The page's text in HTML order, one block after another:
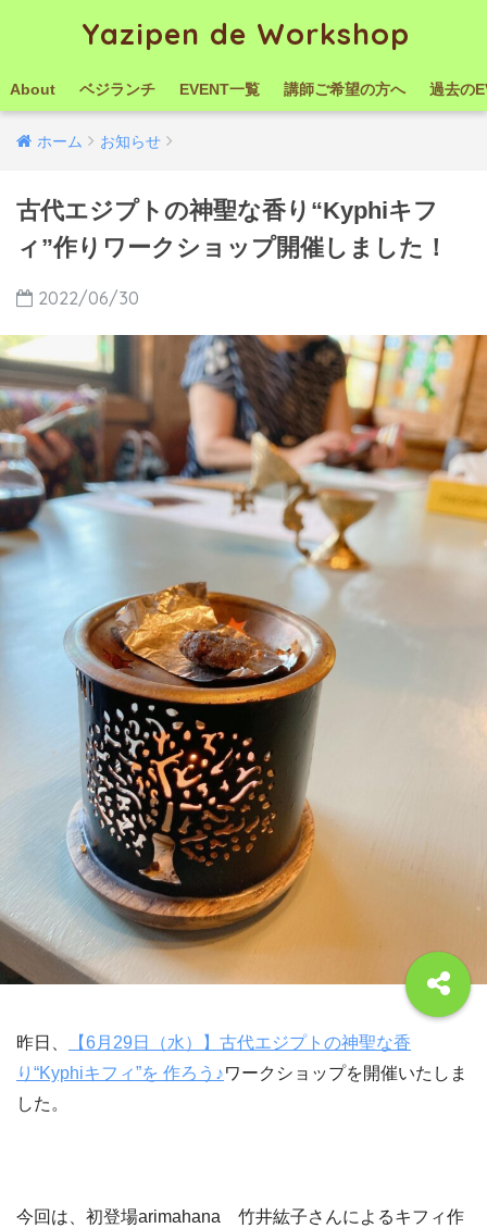
Yazipen de Workshop
About ベジランチ EVENT一覧 講師ご希望の方へ 過去の
ホーム お知らせ
古代エジプトの神聖な香り“Kyphiキフ
ィ”作りワークショップ開催しました！
2022/06/30
昨日、
【6月29日（水）】古代エジプトの神聖な香
り“Kyphiキフィ”を 作ろう♪ワークショップを開催いたしま
した。
今回は、初登場arimahana 竹井紘子さんによるキフィ作